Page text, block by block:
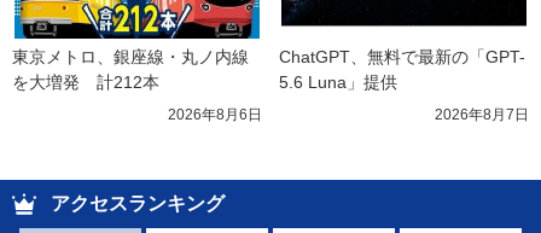
東京メトロ、銀座線・丸ノ内線
を大増発　計212本
2026年8月6日
ChatGPT、無料で最新の「GPT-
5.6 Luna」提供
2026年8月7日
アクセスランキング